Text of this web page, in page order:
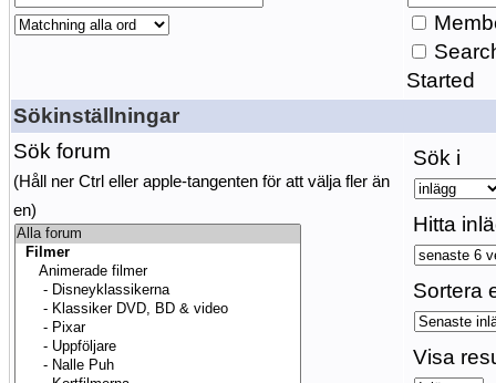
Started
Sökinställningar
Sök forum
(Håll ner Ctrl eller apple-tangenten för att välja fler än
en)
Sök i
Hitta
Sortera
Visa